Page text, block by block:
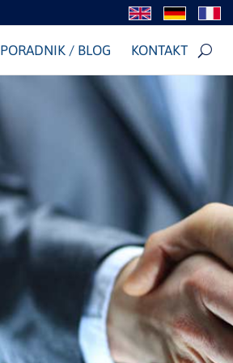
PORADNIK / BLOG KONTAKT